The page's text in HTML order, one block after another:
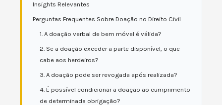
Insights Relevantes
Perguntas Frequentes Sobre Doação no Direito Civil
1. A doação verbal de bem móvel é válida?
2. Se a doação exceder a parte disponível, o que
cabe aos herdeiros?
3. A doação pode ser revogada após realizada?
4. É possível condicionar a doação ao cumprimento
de determinada obrigação?